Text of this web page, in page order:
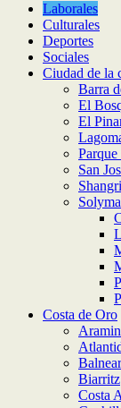
Laborales
Culturales
Deportes
Sociales
Ciudad de la
Barra
El
El
Parque
San
Costa de Oro
Biarritz
Costa